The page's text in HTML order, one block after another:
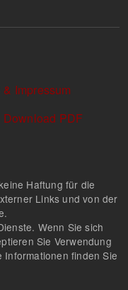
Impressum
Download PDF
Haftung für die
Links und von der
Wenn Sie sich
Sie Verwendung
finden Sie